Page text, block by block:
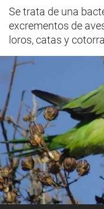
Se trata de una
excrementos de
loros, catas y